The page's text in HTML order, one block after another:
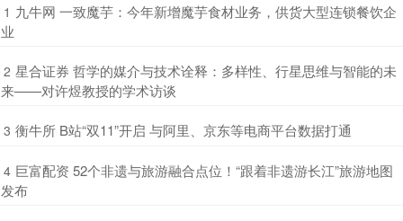
1 ​九牛网 一致魔芋：今年新增魔芋食材业务，供货大型连锁餐饮企
业
2 ​星合证券 哲学的媒介与技术诠释：多样性、行星思维与智能的未
来——对许煜教授的学术访谈
3 ​衡牛所 B站“双11”开启 与阿里、京东等电商平台数据打通
4 ​巨富配资 52个非遗与旅游融合点位！“跟着非遗游长江”旅游地图
发布